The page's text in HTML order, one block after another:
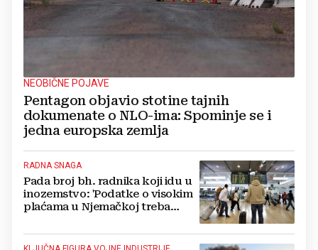
NEOBIČNE POJAVE
Pentagon objavio stotine tajnih
dokumenate o NLO-ima: Spominje se i
jedna europska zemlja
RADNA SNAGA
Pada broj bh. radnika koji idu u
inozemstvo: 'Podatke o visokim
plaćama u Njemačkoj treba